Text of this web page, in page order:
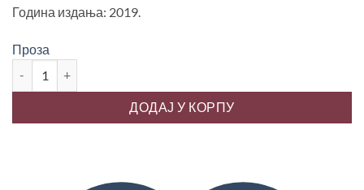
Година издања: 2019.
Проза
ДОДАЈ У КОРПУ